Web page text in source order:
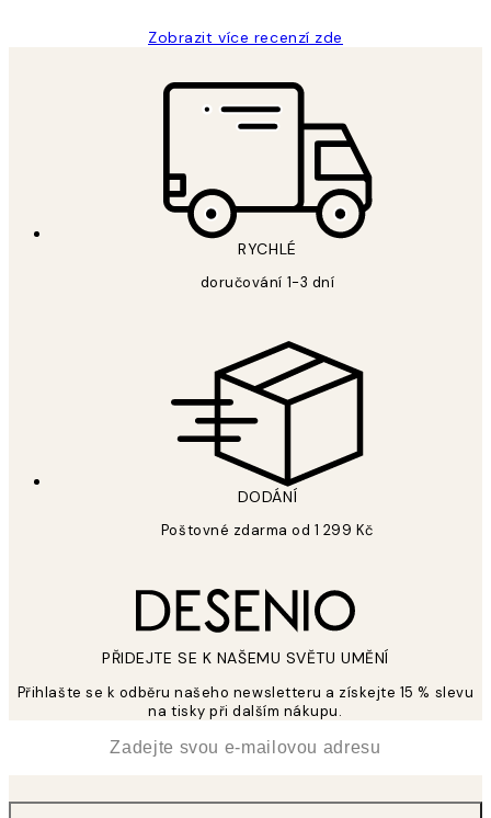
Zobrazit více recenzí zde
RYCHLÉ
doručování 1-3 dní
DODÁNÍ
Poštovné zdarma od 1 299 Kč
PŘIDEJTE SE K NAŠEMU SVĚTU UMĚNÍ
Přihlašte se k odběru našeho newsletteru a získejte 15 % slevu
na tisky při dalším nákupu.